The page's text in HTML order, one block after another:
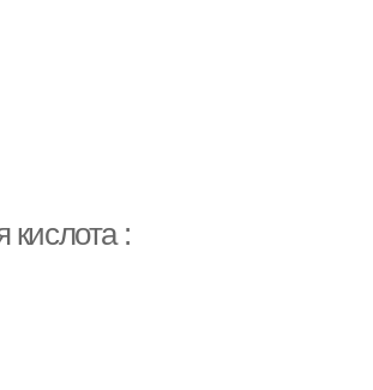
кислота :